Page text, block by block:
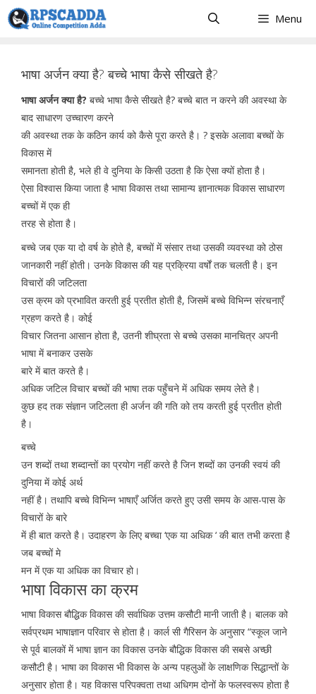
Skip
to
Menu
भाषा अर्जन क्या है? बच्चे भाषा कैसे सीखते है?
भाषा अर्जन क्या है? बच्चे भाषा कैसे सीखते है? बच्चे बात न करने की अवस्था के
बाद साधारण उच्चारण करने
की अवस्था तक के कठिन कार्य को कैसे पूरा करते है। ? इसके अलावा बच्चों के
विकास में
समानता होती है, भले ही वे दुनिया के किसी उठता है कि ऐसा क्यों होता है।
ऐसा विश्वास किया जाता है भाषा विकास तथा सामान्य ज्ञानात्मक विकास साधारण
बच्चों में एक ही
तरह से होता है।
बच्चे जब एक या दो वर्ष के होते है, बच्चों में संसार तथा उसकी व्यवस्था को ठोस
जानकारी नहीं होती। उनके विकास की यह प्रक्रिया वर्षों तक चलती है। इन
विचारों की जटिलता
उस क्रम को प्रभावित करती हुई प्रतीत होती है, जिसमें बच्चे विभिन्न संरचनाएँ
ग्रहण करते है। कोई
विचार जितना आसान होता है, उतनी शीघ्रता से बच्चे उसका मानचित्र अपनी
भाषा में बनाकर उसके
बारे में बात करते है।
अधिक जटिल विचार बच्चों की भाषा तक पहुँचने में अधिक समय लेते है।
कुछ हद तक संज्ञान जटिलता ही अर्जन की गति को तय करती हुई प्रतीत होती
है।
बच्चे
उन शब्दों तथा शब्दान्तों का प्रयोग नहीं करते है जिन शब्दों का उनकी स्वयं की
दुनिया में कोई अर्थ
नहीं है। तथापि बच्चे विभिन्न भाषाएँ अर्जित करते हुए उसी समय के आस-पास के
विचारों के बारे
में ही बात करते है। उदाहरण के लिए बच्चा ‘एक या अधिक ‘ की बात तभी करता है
जब बच्चों मे
मन में एक या अधिक का विचार हो।
भाषा विकास का क्रम
भाषा विकास बौद्धिक विकास की सर्वाधिक उत्तम कसौटी मानी जाती है। बालक को
सर्वप्रथम भाषाज्ञान परिवार से होता है। कार्ल सी गैरिसन के अनुसार “स्कूल जाने
से पूर्व बालकों में भाषा ज्ञान का विकास उनके बौद्धिक विकास की सबसे अच्छी
कसौटी है। भाषा का विकास भी विकास के अन्य पहलुओं के लाक्षणिक सिद्धान्तों के
अनुसार होता है। यह विकास परिपक्वता तथा अधिगम दोनों के फलस्वरूप होता है